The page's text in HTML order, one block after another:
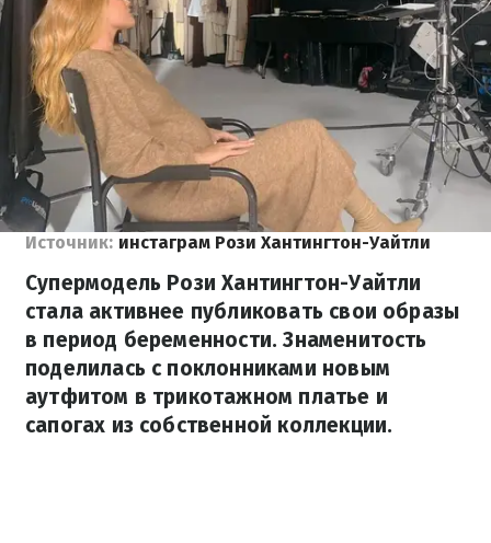
Источник: инстаграм Рози Хантингтон-Уайтли
Супермодель Рози Хантингтон-Уайтли
стала активнее публиковать свои образы
в период беременности. Знаменитость
поделилась с поклонниками новым
аутфитом в трикотажном платье и
сапогах из собственной коллекции.